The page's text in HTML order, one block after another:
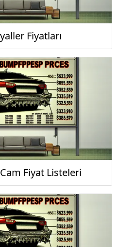
Fiyatları
Fiyat Listeleri